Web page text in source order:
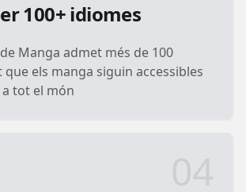
100+ idiomes
Manga admet més de 100
els manga siguin accessibles
tot el món